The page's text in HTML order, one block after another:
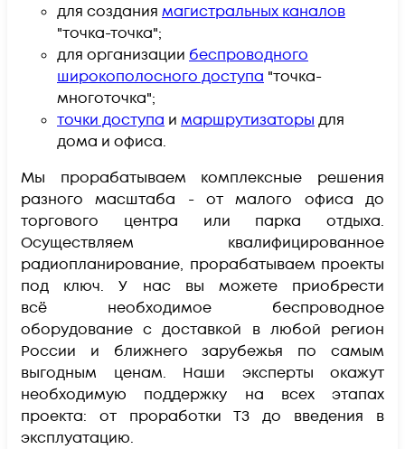
для создания магистральных каналов
"точка-точка";
для организации беспроводного
широкополосного доступа "точка-
многоточка";
точки доступа и маршрутизаторы для
дома и офиса.
Мы прорабатываем комплексные решения
разного масштаба - от малого офиса до
торгового центра или парка отдыха.
Осуществляем квалифицированное
радиопланирование, прорабатываем проекты
под ключ.У нас вы можете приобрести
всё необходимое беспроводное
оборудование с доставкой в любой регион
России и ближнего зарубежья по самым
выгодным ценам. Наши эксперты окажут
необходимую поддержку на всех этапах
проекта: от проработки ТЗ до введения в
эксплуатацию.